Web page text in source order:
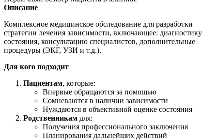
Описание
Комплексное медицинское обследование для разработки
стратегии лечения зависимости, включающее: диагностику
состояния, консультацию специалистов, дополнительные
процедуры (ЭКГ, УЗИ и т.д.).
Для кого подходит
Пациентам, которые:
Впервые обращаются за помощью
Сомневаются в наличии зависимости
Нуждаются в объективной оценке состояния
Родственникам для:
Получения профессионального заключения
Планирования дальнейших действий